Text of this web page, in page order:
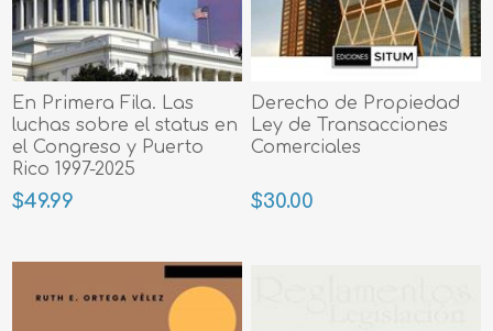
En Primera Fila. Las
luchas sobre el status en
el Congreso y Puerto
Rico 1997-2025
$49.99
Derecho de Propiedad
Ley de Transacciones
Comerciales
$30.00